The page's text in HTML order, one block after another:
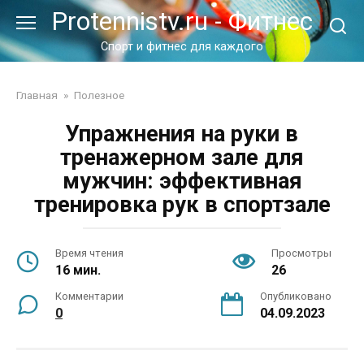
контенту
Protennistv.ru - Фитнес
Спорт и фитнес для каждого
Главная » Полезное
Упражнения на руки в
тренажерном зале для
мужчин: эффективная
тренировка рук в спортзале
Время чтения
16 мин.
Просмотры
26
Комментарии
0
Опубликовано
04.09.2023